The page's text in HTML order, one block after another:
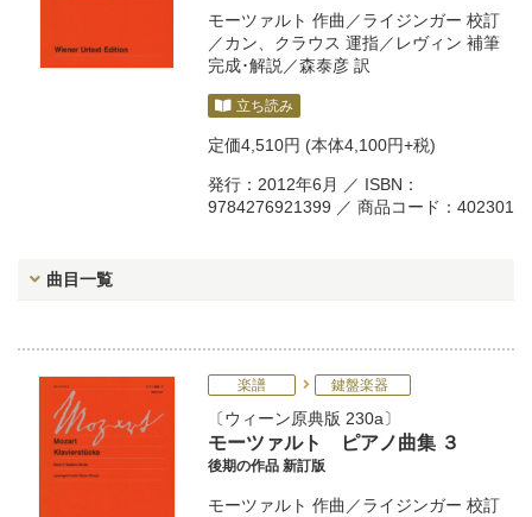
モーツァルト 作曲／ライジンガー 校訂
／カン クラウス 運指／ レヴィン 補筆
完成･解説／森泰彦 訳
立ち読み
定価4,510円 (本体4,100円+税)
発行：2012年6月 ／ ISBN：
9784276921399 ／ 商品コード：402301
曲目一覧
楽譜 鍵盤楽器
ウィーン原典版 230a
モーツァルト ピアノ曲集 ３
後期の作品 新訂版
モーツァルト 作曲／ライジンガー 校訂